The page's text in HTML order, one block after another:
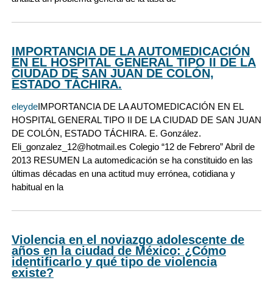
IMPORTANCIA DE LA AUTOMEDICACIÓN
EN EL HOSPITAL GENERAL TIPO II DE LA
CIUDAD DE SAN JUAN DE COLÓN,
ESTADO TÁCHIRA.
eleydeIMPORTANCIA DE LA AUTOMEDICACIÓN EN EL
HOSPITAL GENERAL TIPO II DE LA CIUDAD DE SAN JUAN
DE COLÓN, ESTADO TÁCHIRA. E. González.
Eli_gonzalez_12@hotmail.es Colegio “12 de Febrero” Abril de
2013 RESUMEN La automedicación se ha constituido en las
últimas décadas en una actitud muy errónea, cotidiana y
habitual en la
Violencia en el noviazgo adolescente de
años en la ciudad de México: ¿Cómo
identificarlo y qué tipo de violencia
existe?